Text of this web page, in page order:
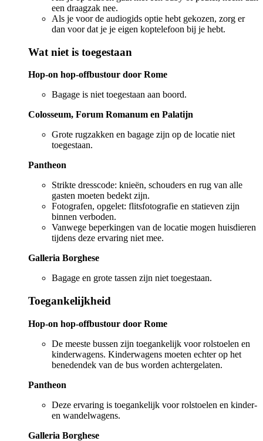
een draagzak nee.
Als je voor de audiogids optie hebt gekozen, zorg er
dan voor dat je je eigen koptelefoon bij je hebt.
Wat niet is toegestaan
Hop-on hop-offbustour door Rome
Bagage is niet toegestaan aan boord.
Colosseum, Forum Romanum en Palatijn
Grote rugzakken en bagage zijn op de locatie niet
toegestaan.
Pantheon
Strikte dresscode: knieën, schouders en rug van alle
gasten moeten bedekt zijn.
Fotografen, opgelet: flitsfotografie en statieven zijn
binnen verboden.
Vanwege beperkingen van de locatie mogen huisdieren
tijdens deze ervaring niet mee.
Galleria Borghese
Bagage en grote tassen zijn niet toegestaan.
Toegankelijkheid
Hop-on hop-offbustour door Rome
De meeste bussen zijn toegankelijk voor rolstoelen en
kinderwagens. Kinderwagens moeten echter op het
benedendek van de bus worden achtergelaten.
Pantheon
Deze ervaring is toegankelijk voor rolstoelen en kinder-
en wandelwagens.
Galleria Borghese